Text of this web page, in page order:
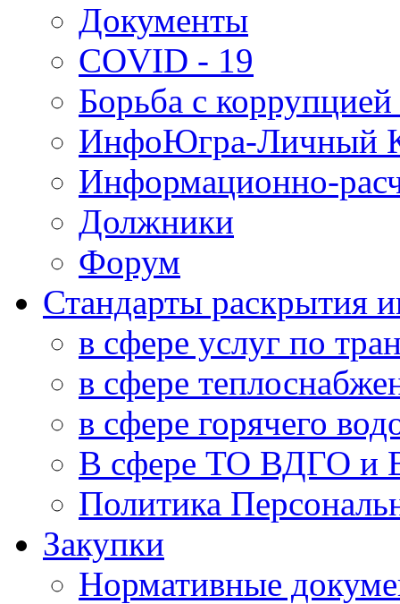
Документы
COVID - 19
Борьба с
ИнфоЮгра-Личный
Информационно-
Должники
Форум
Стандарты раскрытия
в сфере услуг по
в сфере
в сфере горячего
В сфере ТО ВДГО и
Политика
Закупки
Нормативные